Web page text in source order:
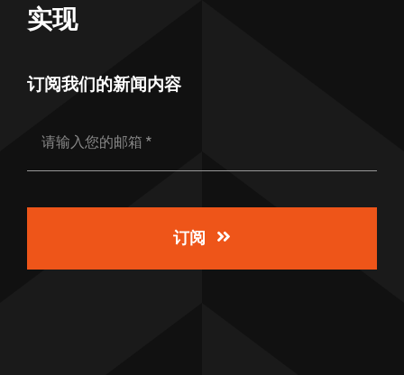
实现
订阅我们的新闻内容
订阅